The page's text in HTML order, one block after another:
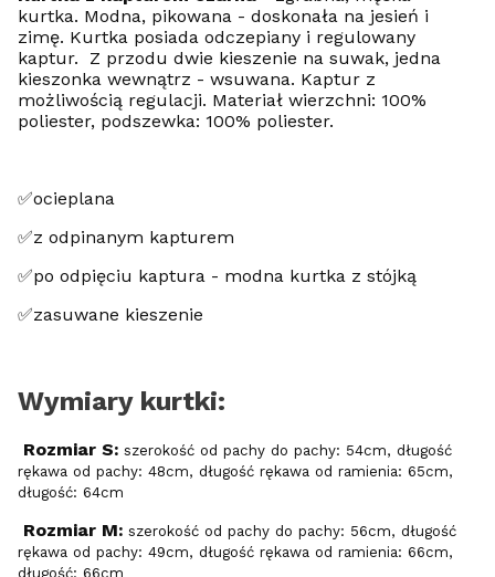
kurtka. Modna, pikowana - doskonała na jesień i
zimę. Kurtka posiada odczepiany i regulowany
kaptur. Z przodu dwie kieszenie na suwak, jedna
kieszonka wewnątrz - wsuwana. Kaptur z
możliwością regulacji. Materiał wierzchni: 100%
poliester, podszewka: 100% poliester.
✅ocieplana
✅z odpinanym kapturem
✅po odpięciu kaptura - modna kurtka z stójką
✅zasuwane kieszenie
Wymiary kurtki:
Rozmiar S: szerokość od pachy do pachy: 54cm, długość
rękawa od pachy: 48cm, długość rękawa od ramienia: 65cm,
długość: 64cm
Rozmiar M: szerokość od pachy do pachy: 56cm, długość
rękawa od pachy: 49cm, długość rękawa od ramienia: 66cm,
długość: 66cm